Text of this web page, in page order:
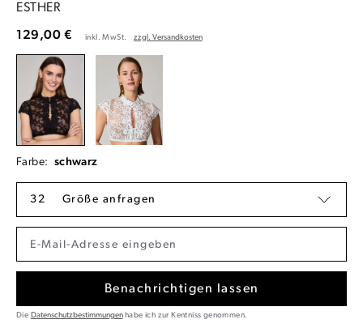
ESTHER
129,00 € inkl. MwSt. zzgl. Versandkosten
Farbe: schwarz
32 Größe anfragen
Benachrichtigen lassen
Die Datenschutzbestimmungenhabe ich zur Kentniss genommen.